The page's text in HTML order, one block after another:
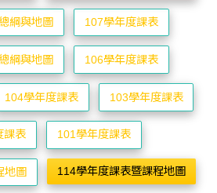
綱與地圖 107學年度課表
綱與地圖 106學年度課表
104學年度課表 103學年度課表
課表 101學年度課表
地圖 114學年度課表暨課程地圖